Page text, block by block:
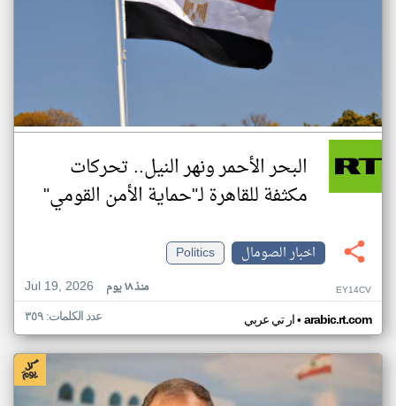
البحر الأحمر ونهر النيل.. تحركات
مكثفة للقاهرة لـ"حماية الأمن القومي"
اخبار الصومال
Politics
Jul 19, 2026
منذ ١٨ يوم EY14CV
ار تي عربي• arabic.rt.com عدد الكلمات: ٣٥٩